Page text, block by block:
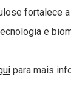
fortalece
e
para mais